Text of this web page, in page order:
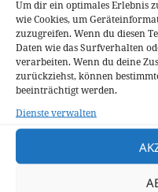
Um dir ein optimales Erlebnis
wie Cookies, um
zuzugreifen. Wenn du diesen
Daten wie das Surfverhalten
verarbeiten. Wenn du deine
zurückziehst, können
beeinträchtigt werden.
Dienste verwalten
musizierten
seiner
Glaubenslebens. Und
daraus, dass für ihn
Doxologie mündet, in
blutleer und
Daher der zweite